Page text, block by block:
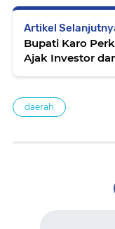
Artikel
Bupati Karo
Ajak Investor
daerah